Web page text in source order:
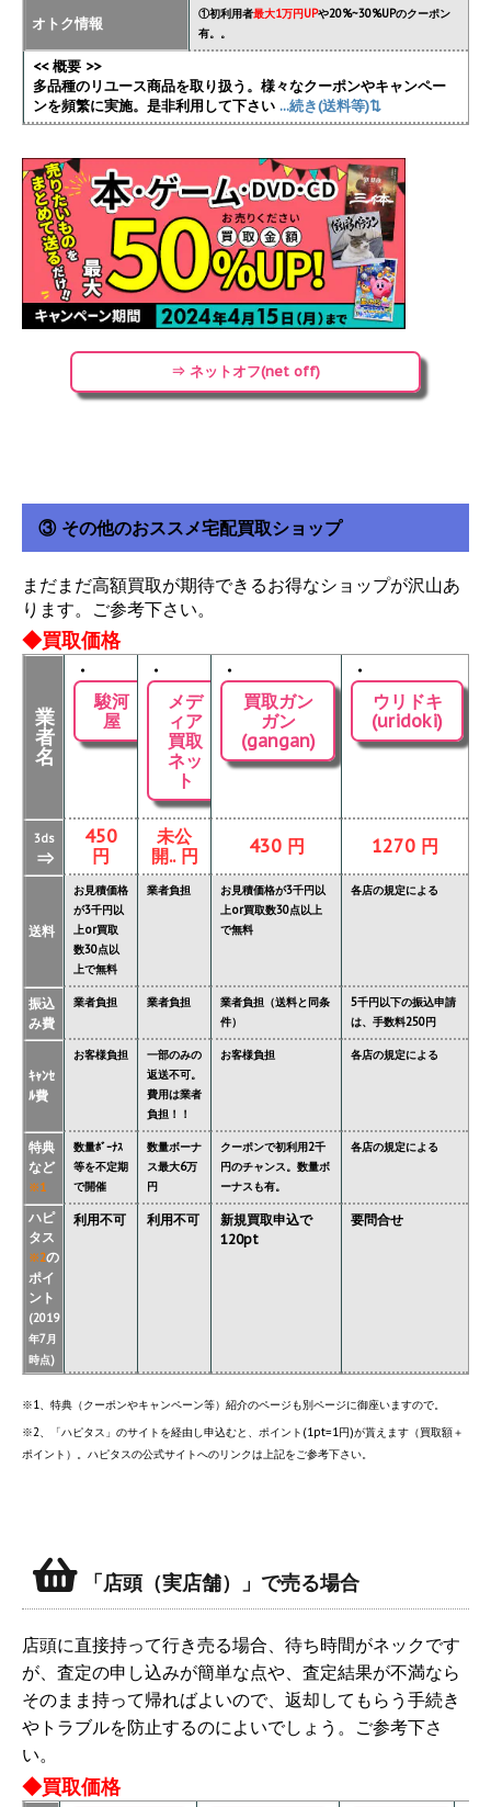
オトク情報
①初利用者最大1万円UPや20%~30%UPのクーポン
有。。
<< 概要 >>
多品種のリユース商品を取り扱う。様々なクーポンやキャンペー
ンを頻繁に実施。是非利用して下さい ...続き(送料等)⇅
⇒ ネットオフ(net off)
③ その他のおススメ宅配買取ショップ
まだまだ高額買取が期待できるお得なショップが沢山あ
ります。ご参考下さい。
◆買取価格
業
者
名
・
駿河
屋
・
メデ
ィア
買取
ネッ
ト
・
買取ガン
ガン
(gangan)
・
ウリドキ
(uridoki)
3ds
⇒
450
円
未公
開.. 円
430 円 1270 円
送料
お見積価格
が3千円以
上or買取
数30点以
上で無料
業者負担
お見積価格が3千円以
上or買取数30点以上
で無料
各店の規定による
振込
み費
業者負担 業者負担
業者負担（送料と同条
件）
5千円以下の振込申請
は、手数料250円
ｷｬﾝｾ
ﾙ費
お客様負担
一部のみの
返送不可。
費用は業者
負担！！
お客様負担 各店の規定による
特典
など
※1
数量ﾎﾞｰﾅｽ
等を不定期
で開催
数量ボーナ
ス最大6万
円
クーポンで初利用2千
円のチャンス。数量ボ
ーナスも有。
各店の規定による
ハピ
タス
※2の
ポイ
ント
(2019
年7月
時点)
利用不可 利用不可
新規買取申込で
120pt
要問合せ
※1、特典（クーポンやキャンペーン等）紹介のページも別ページに御座いますので。
※2、「ハピタス」のサイトを経由し申込むと、ポイント(1pt=1円)が貰えます（買取額＋
ポイント）。ハピタスの公式サイトへのリンクは上記をご参考下さい。
「店頭（実店舗）」で売る場合
店頭に直接持って行き売る場合、待ち時間がネックです
が、査定の申し込みが簡単な点や、査定結果が不満なら
そのまま持って帰ればよいので、返却してもらう手続き
やトラブルを防止するのによいでしょう。ご参考下さ
い。
◆買取価格